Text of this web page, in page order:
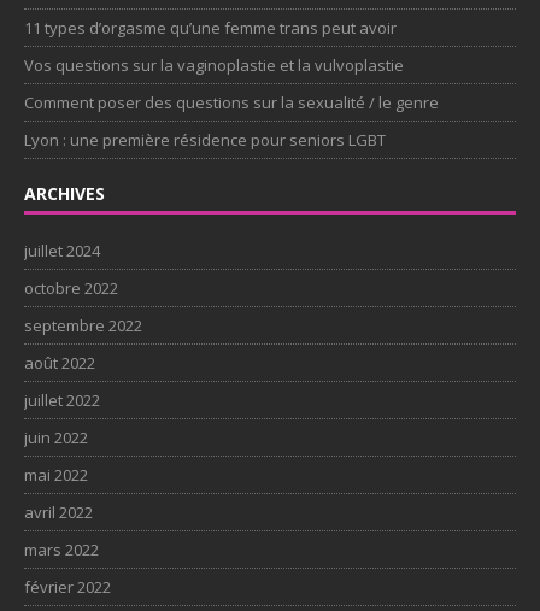
11 types d’orgasme qu’une femme trans peut avoir
Vos questions sur la vaginoplastie et la vulvoplastie
Comment poser des questions sur la sexualité / le genre
Lyon : une première résidence pour seniors LGBT
ARCHIVES
juillet 2024
octobre 2022
septembre 2022
août 2022
juillet 2022
juin 2022
mai 2022
avril 2022
mars 2022
février 2022